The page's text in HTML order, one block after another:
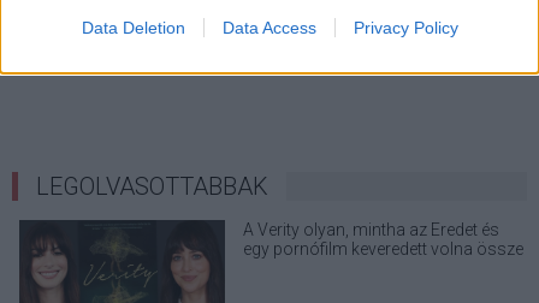
Data Deletion Data Access Privacy Policy
LEGOLVASOTTABBAK
A Verity olyan, mintha az Eredet és
egy pornófilm keveredett volna össze